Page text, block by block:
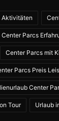
Aktivitäten
Center Parcs
Center Parcs mit
Parcs Preis
Center
Tour Urlaub